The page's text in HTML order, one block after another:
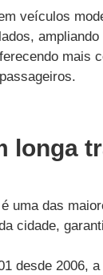
veículos
ampliando
mais
longa
uma das
cidade,
desde 2006,